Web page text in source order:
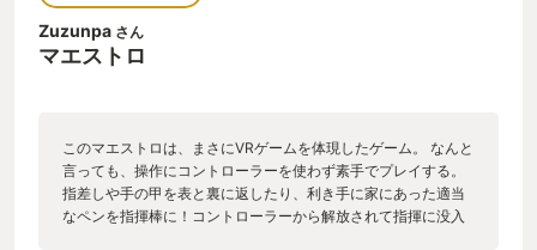
Zuzunpa さん
マエストロ
このマエストロは、まさにVRゲームを体現したゲーム。 なんと
言っても、操作にコントローラーを使わず素手でプレイする。
指差しや手の甲を表と裏に返したり、利き手に家にあった適当
なペンを指揮棒に！コントローラーから解放されて指揮に没入